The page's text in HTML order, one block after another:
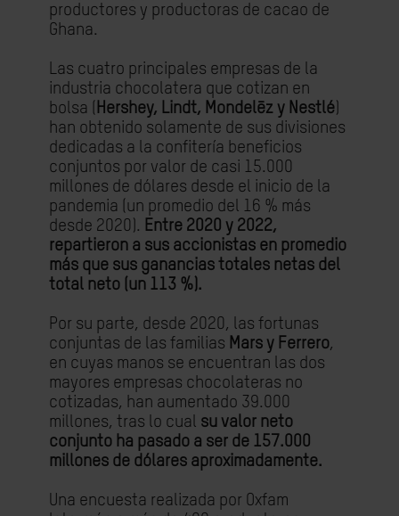
productores y productoras de cacao de
Ghana.
Las cuatro principales empresas de la
industria chocolatera que cotizan en
bolsa (
Hershey, Lindt, Mondelēz y Nestlé
han obtenido solamente de sus divisiones
dedicadas a la confitería beneficios
conjuntos por valor de casi 15.000
millones de dólares desde el inicio de la
pandemia (un promedio del 16 % más
desde 2020). Entre 2020 y 2022,
repartieron a sus accionistas en promedio
más que sus ganancias totales netas del
total neto (un 113 %).
Por su parte, desde 2020, las fortunas
conjuntas de las familias Mars y Ferrero,
en cuyas manos se encuentran las dos
mayores empresas chocolateras no
cotizadas, han aumentado 39.000
millones, tras lo cual su valor neto
conjunto ha pasado a ser de 157.000
millones de dólares aproximadamente.
Una encuesta realizada por Oxfam